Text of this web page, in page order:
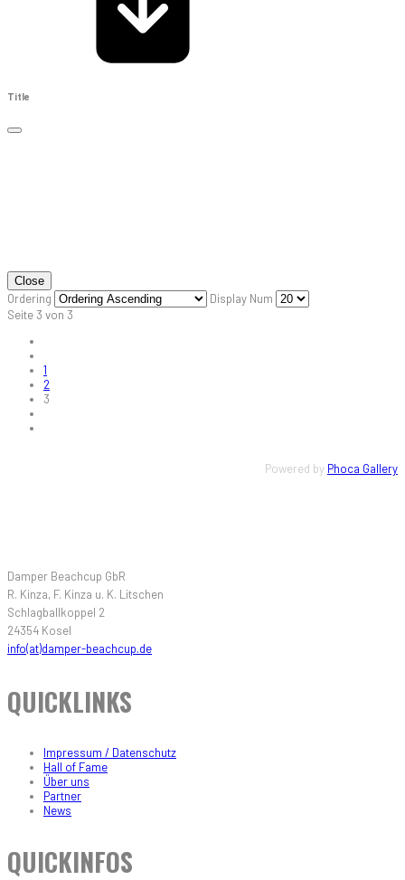
Title
Close
Ordering
Display Num
Seite 3 von 3
1
2
3
Powered by Phoca Gallery
Damper Beachcup GbR
R. Kinza, F. Kinza u. K. Litschen
Schlagballkoppel 2
24354 Kosel
info(at)damper-beachcup.de
QUICKLINKS
Impressum / Datenschutz
Hall of Fame
Über uns
Partner
News
QUICKINFOS